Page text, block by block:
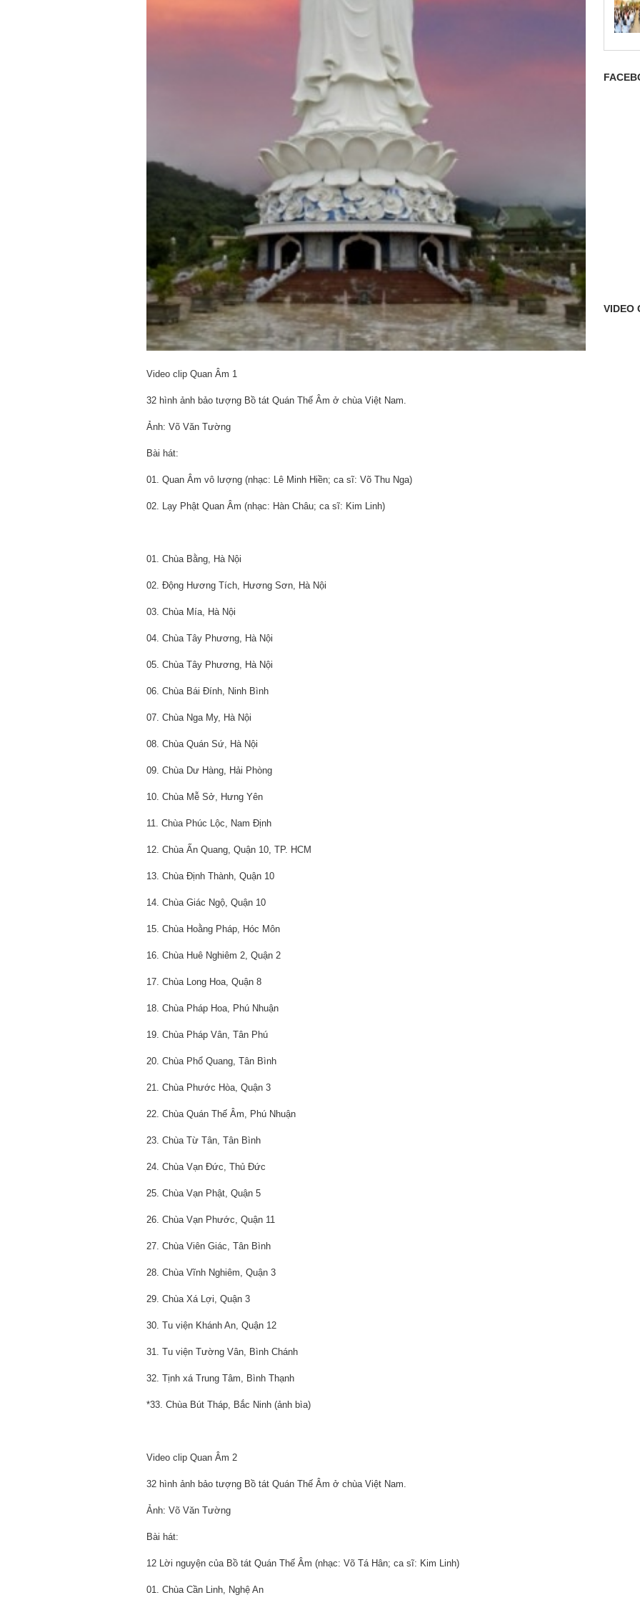
Video clip Quan Âm 1
32 hình ảnh bảo tượng Bồ tát Quán Thế Âm ở chùa Việt Nam.
Ảnh: Võ Văn Tường
Bài hát:
01. Quan Âm vô lượng (nhạc: Lê Minh Hiền; ca sĩ: Võ Thu Nga)
02. Lạy Phật Quan Âm (nhạc: Hàn Châu; ca sĩ: Kim Linh)
01. Chùa Bằng, Hà Nội
02. Động Hương Tích, Hương Sơn, Hà Nội
03. Chùa Mía, Hà Nội
04. Chùa Tây Phương, Hà Nội
05. Chùa Tây Phương, Hà Nội
06. Chùa Bái Đính, Ninh Bình
07. Chùa Nga My, Hà Nội
08. Chùa Quán Sứ, Hà Nội
09. Chùa Dư Hàng, Hải Phòng
10. Chùa Mễ Sở, Hưng Yên
11. Chùa Phúc Lộc, Nam Định
12. Chùa Ấn Quang, Quận 10, TP. HCM
13. Chùa Định Thành, Quận 10
14. Chùa Giác Ngộ, Quận 10
15. Chùa Hoằng Pháp, Hóc Môn
16. Chùa Huê Nghiêm 2, Quận 2
17. Chùa Long Hoa, Quận 8
18. Chùa Pháp Hoa, Phú Nhuận
19. Chùa Pháp Vân, Tân Phú
20. Chùa Phổ Quang, Tân Bình
21. Chùa Phước Hòa, Quận 3
22. Chùa Quán Thế Âm, Phú Nhuận
23. Chùa Từ Tân, Tân Bình
24. Chùa Vạn Đức, Thủ Đức
25. Chùa Vạn Phật, Quận 5
26. Chùa Vạn Phước, Quận 11
27. Chùa Viên Giác, Tân Bình
28. Chùa Vĩnh Nghiêm, Quận 3
29. Chùa Xá Lợi, Quận 3
30. Tu viện Khánh An, Quận 12
31. Tu viện Tường Vân, Bình Chánh
32. Tịnh xá Trung Tâm, Bình Thạnh
*33. Chùa Bút Tháp, Bắc Ninh (ảnh bìa)
Video clip Quan Âm 2
32 hình ảnh bảo tượng Bồ tát Quán Thế Âm ở chùa Việt Nam.
Ảnh: Võ Văn Tường
Bài hát:
12 Lời nguyện của Bồ tát Quán Thế Âm (nhạc: Võ Tá Hân; ca sĩ: Kim Linh)
01. Chùa Cần Linh, Nghệ An
VIDEO